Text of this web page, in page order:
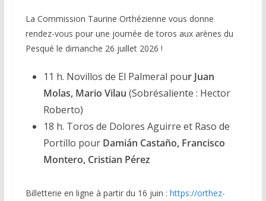
La Commission Taurine Orthézienne vous donne
rendez-vous pour une journée de toros aux arènes du
Pesqué le dimanche 26 juillet 2026 !
11 h. Novillos de El Palmeral pour Juan
Molas, Mario Vilau (Sobrésaliente : Hector
Roberto)
18 h. Toros de Dolores Aguirre et Raso de
Portillo pourDamián Castaño, Francisco
Montero, Cristian Pérez
Billetterie en ligne à partir du 16 juin : https://orthez-